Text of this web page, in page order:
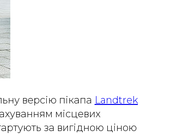
версію пікапа Landtrek
місцевих
за вигідною ціною